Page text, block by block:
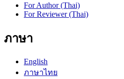
For Author (Thai)
For Reviewer (Thai)
ภาษา
English
ภาษาไทย